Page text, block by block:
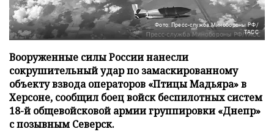
Фото: Пресс-служба Минобороны РФ/
ТАСС
Вооруженные силы России нанесли
сокрушительный удар по замаскированному
объекту взвода операторов «Птицы Мадьяра» в
Херсоне, сообщил боец войск беспилотных систем
18-й общевойсковой армии группировки «Днепр»
с позывным Северск.